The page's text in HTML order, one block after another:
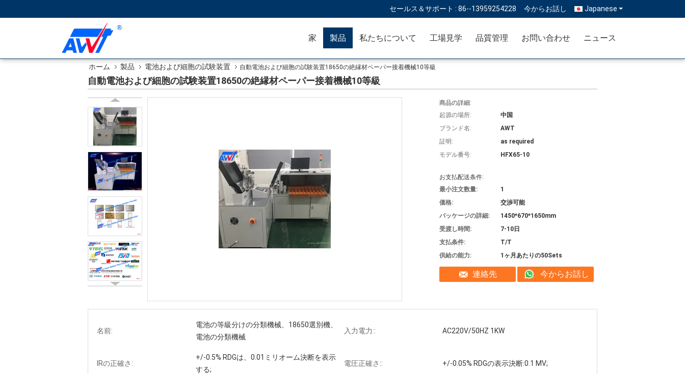
セールス＆サポート : 86--13959254228 今からお話し Japanese
家 製品 私たちについて 工場見学 品質管理 お問い合わせ ニュース
ホーム 製品 電池および細胞の試験装置 自動電池および細胞の試験装置18650の絶縁材ペーパー接着機械10等級
自動電池および細胞の試験装置18650の絶縁材ペーパー接着機械10等級
商品の詳細:
起源の場所:
中国
ブランド名:
AWT
証明:
as required
モデル番号:
HFX65-10
お支払配送条件:
最小注文数量:
1
価格:
交渉可能
パッケージの詳細:
1450*670*1650mm
受渡し時間:
7-10日
支払条件:
T/T
供給の能力:
1ヶ月あたりの50Sets
連絡先 今からお話し
名前:
電池の等級分けの分類機械、18650選別機、
電池の分類機械
入力電力:: AC220V/50HZ 1KW
IRの正確さ:
+/-0.5% RDGは、0.01ミリオーム決断を表示
する;
電圧正確さ:: +/-0.05% RDGの表示決断:0.1 MV;